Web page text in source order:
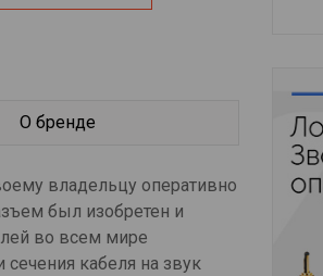
О бренде
владельцу оперативно
был изобретен и
во всем мире
кабеля на звук